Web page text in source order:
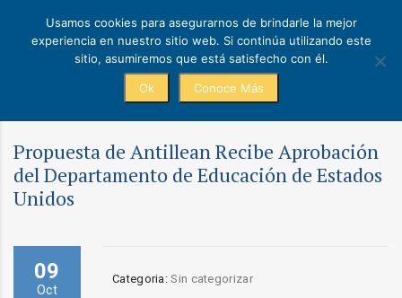
Propuesta de Antillean Recibe Aprobación
del Departamento de Educación de Estados
Unidos
09
Oct
Categoria:Sin categorizar
Usamos cookies para asegurarnos de brindarle la mejor
experiencia en nuestro sitio web. Si continúa utilizando este
sitio, asumiremos que está satisfecho con él.
Ok Conoce Más